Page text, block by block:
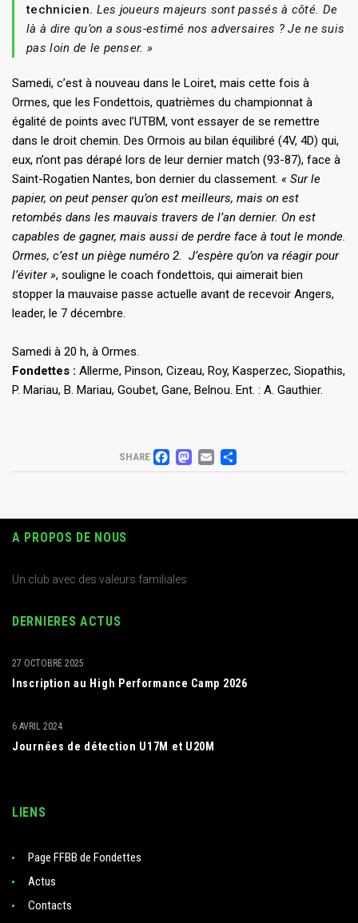
technicien. Les joueurs majeurs sont passés à côté. De
là à dire qu’on a sous-estimé nos adversaires ? Je ne suis
pas loin de le penser. »
Samedi, c’est à nouveau dans le Loiret, mais cette fois à
Ormes, que les Fondettois, quatrièmes du championnat à
égalité de points avec l’UTBM, vont essayer de se remettre
dans le droit chemin. Des Ormois au bilan équilibré (4V, 4D) qui,
eux, n’ont pas dérapé lors de leur dernier match (93-87), face à
Saint-Rogatien Nantes, bon dernier du classement. « Sur le
papier, on peut penser qu’on est meilleurs, mais on est
retombés dans les mauvais travers de l’an dernier. On est
capables de gagner, mais aussi de perdre face à tout le monde.
Ormes, c’est un piège numéro 2. J’espère qu’on va réagir pour
l’éviter », souligne le coach fondettois, qui aimerait bien
stopper la mauvaise passe actuelle avant de recevoir Angers,
leader, le 7 décembre.
Samedi à 20 h, à Ormes.
Fondettes : Allerme, Pinson, Cizeau, Roy, Kasperzec, Siopathis,
P. Mariau, B. Mariau, Goubet, Gane, Belnou. Ent. : A. Gauthier.
SHARE FACEBOOK
MASTODON
EMAIL
PARTAGER
A PROPOS DE NOUS
Un club avec des valeurs familiales
DERNIERES ACTUS
Inscription au High Performance Camp 2026
27 OCTOBRE 2025
Journées de détection U17M et U20M
6 AVRIL 2024
LIENS
Page FFBB de Fondettes
Actus
Contacts